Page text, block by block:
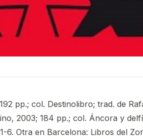
pp.; col. Destinolibro; trad. de
2003; 184 pp.; col. Áncora y
6. Otra en Barcelona: Libros del